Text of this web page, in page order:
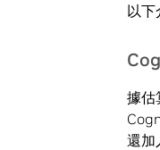
以下
據估
還加